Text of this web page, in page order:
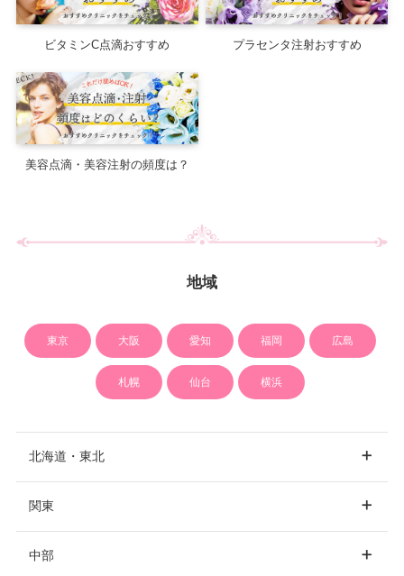
ビタミンC点滴おすすめ プラセンタ注射おすすめ
美容点滴・美容注射の頻度は？
地域
東京 大阪 愛知 福岡 広島
札幌 仙台 横浜
北海道・東北
北海道 札幌
関東
中部